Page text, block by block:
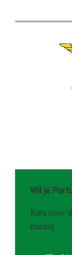
website
Wil je
Kies voor
media